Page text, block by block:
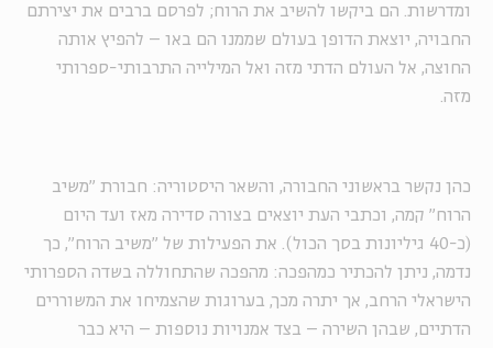
ומדרשות. הם ביקשו להשיב את הרוח; לפרסם ברבים את יצירתם
החבויה, יוצאת הדופן בעולם שממנו הם באו – להפיץ אותה
החוצה, אל העולם הדתי מזה ואל המילייה התרבותי-ספרותי
מזה.
כהן נקשר בראשוני החבורה, והשאר היסטוריה: חבורת "משיב
הרוח" קמה, וכתבי העת יוצאים בצורה סדירה מאז ועד היום
(כ-40 גיליונות בסך הכול). את הפעילות של "משיב הרוח", כך
נדמה, ניתן להכתיר כמהפכה: מהפכה שהתחוללה בשדה הספרותי
הישראלי הרחב, אך יתרה מכך, בערוגות שהצמיחו את המשוררים
הדתיים, שבהן השירה – בצד אמנויות נוספות – היא כבר